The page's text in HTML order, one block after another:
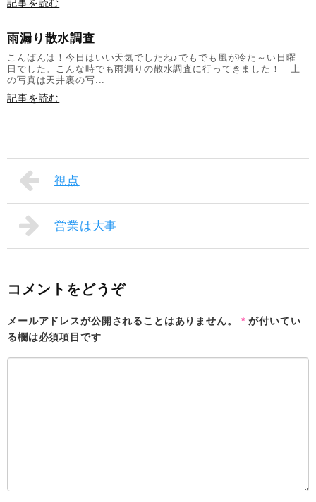
記事を読む
雨漏り散水調査
こんばんは！今日はいい天気でしたね♪でもでも風が冷た～い日曜
日でした。こんな時でも雨漏りの散水調査に行ってきました！ 上
の写真は天井裏の写...
記事を読む
視点
営業は大事
コメントをどうぞ
メールアドレスが公開されることはありません。 *が付いてい
る欄は必須項目です